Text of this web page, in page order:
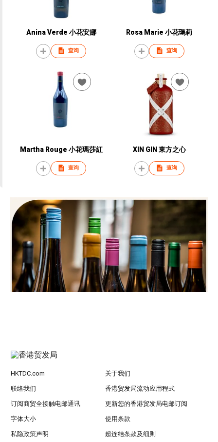
Anina Verde 小花安娜
查询
Rosa Marie 小花瑪莉
查询
Martha Rouge 小花瑪莎紅
查询
XIN GIN 東方之心
查询
HKTDC.com 关于我们
联络我们 香港贸发局流动应用程式
订阅商贸全接触电邮通讯 更新您的香港贸发局电邮订阅
字体大小 使用条款
私隐政策声明 超连结条款及细则